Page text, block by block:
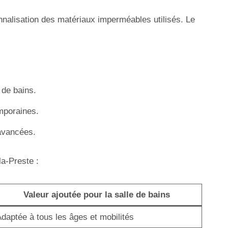
des matériaux imperméables utilisés. Le
bains.
Preste :
Valeur ajoutée pour la salle de bains
à tous les âges et mobilités